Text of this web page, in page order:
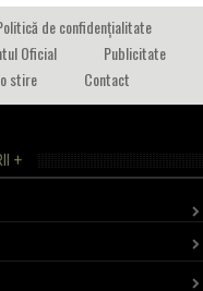
de confidențialitate
Oficial
Publicitate
stire Contact
+